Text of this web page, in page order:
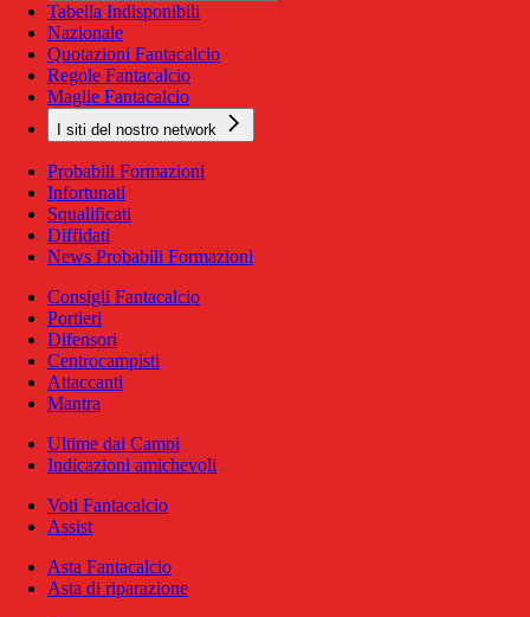
Tabella Indisponibili
Nazionale
Quotazioni Fantacalcio
Regole Fantacalcio
Maglie Fantacalcio
I siti del nostro network
Probabili Formazioni
Infortunati
Squalificati
Diffidati
News Probabili Formazioni
Consigli Fantacalcio
Portieri
Difensori
Centrocampisti
Attaccanti
Mantra
Ultime dai Campi
Indicazioni amichevoli
Voti Fantacalcio
Assist
Asta Fantacalcio
Asta di riparazione